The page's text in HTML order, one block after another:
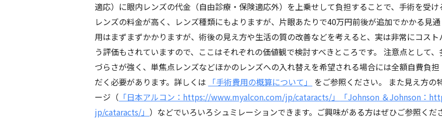
適応）に眼内レンズの代金（自由診療・保険適応外）を上乗せして負担することで、手術を受
レンズの料金が高く、レンズ種類にもよりますが、片眼あたりで40万円前後が追加でかかる見
用はまずまずかかりますが、術後の見え方や生活の質の改善などを考えると、実は非常にコス
う評価もされていますので、ここはそれぞれの価値観で検討すべきところです。 注意点として
づらさが強く、単焦点レンズなどほかのレンズへの入れ替えを希望される場合には全額自費負
だく必要があります。詳しくは
「手術費用の概算について」
をご参照ください。 また見え方の
ージ（ 「日本アルコン：https://www.myalcon.com/jp/cataracts/」
「Johnson ＆Johnson：
jp/cataracts/」 ）などでいろいろシュミレーションできます。ご興味がある方はぜひご参照くだ